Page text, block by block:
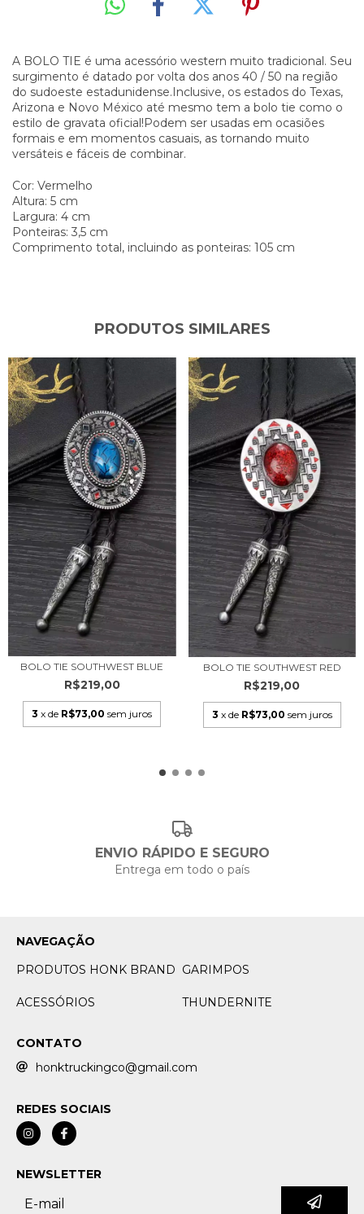
A BOLO TIE é uma acessório western muito tradicional. Seu
surgimento é datado por volta dos anos 40 / 50 na região
do sudoeste estadunidense.Inclusive, os estados do Texas,
Arizona e Novo México até mesmo tem a bolo tie como o
estilo de gravata oficial!Podem ser usadas em ocasiões
formais e em momentos casuais, as tornando muito
versáteis e fáceis de combinar.
Cor: Vermelho
Altura: 5 cm
Largura: 4 cm
Ponteiras: 3,5 cm
Comprimento total, incluindo as ponteiras: 105 cm
PRODUTOS SIMILARES
BOLO TIE SOUTHWEST BLUE
R$219,00
3 x de R$73,00 sem juros
BOLO TIE SOUTHWEST RED
R$219,00
3 x de R$73,00 sem juros
ENVIO RÁPIDO E SEGURO
Entrega em todo o país
NAVEGAÇÃO
PRODUTOS HONK BRAND GARIMPOS
ACESSÓRIOS THUNDERNITE
CONTATO
honktruckingco@gmail.com
REDES SOCIAIS
NEWSLETTER